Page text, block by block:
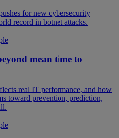
for new cybersecurity
record in botnet attacks.
mean time to
real IT performance, and how
toward prevention, prediction,